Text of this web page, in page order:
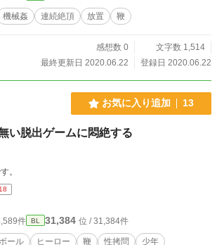
機械姦 連続絶頂 放置 鞭
感想数 0
文字数 1,514
最終更新日 2020.06.22
登録日 2020.06.22
お気に入り追加 13
い脱出ゲームに悶絶する
。
件 BL 31,384 位 / 31,384件
ール ヒーロー 鞭 性拷問 少年